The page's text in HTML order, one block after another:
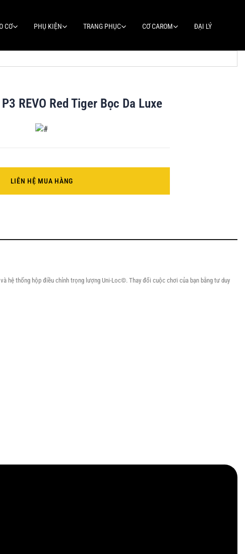
CƠ PHỤ KIỆN TRANG PHỤC CƠ CAROM ĐẠI LÝ
REVO Red Tiger Bọc Da Luxe
LIÊN HỆ MUA HÀNG
hệ thống hộp điều chỉnh trọng lượng Uni-Loc©. Thay đổi cuộc chơi của bạn bằng tư duy